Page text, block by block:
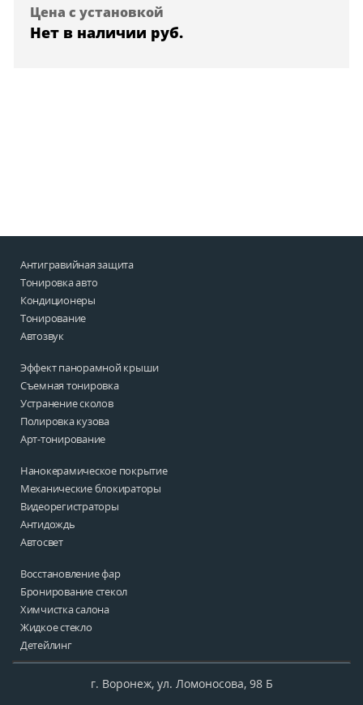
Цена с установкой
Нет в наличии руб.
Антигравийная защита
Тонировка авто
Кондиционеры
Тонирование
Автозвук
Эффект панорамной крыши
Съемная тонировка
Устранение сколов
Полировка кузова
Арт-тонирование
Нанокерамическое покрытие
Механические блокираторы
Видеорегистраторы
Антидождь
Автосвет
Восстановление фар
Бронирование стекол
Химчистка салона
Жидкое стекло
Детейлинг
г. Воронеж, ул. Ломоносова, 98 Б